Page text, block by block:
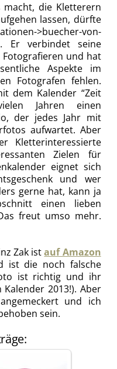
macht, die Kletterern
lassen, dürfte
>buecher-von-
Er verbindet seine
und hat
Aspekte im
Fotografen fehlen.
dem Kalender “Zeit
Jahren einen
der jedes Jahr mit
aufwartet. Aber
Kletterinteressierte
Zielen für
eignet sich
und wer
gerne hat, kann ja
einen lieben
freut umso mehr.
Zak istauf Amazon
ist die noch falsche
ist richtig und ihr
2013!). Aber
und ich
sein.